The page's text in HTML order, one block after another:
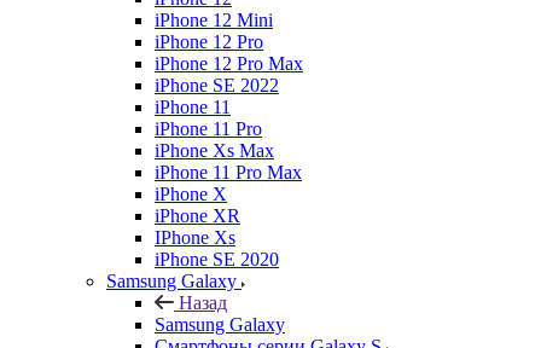
iPhone 12 Mini
iPhone 12 Pro
iPhone 12 Pro Max
iPhone SE 2022
iPhone 11
iPhone 11 Pro
iPhone Xs Max
iPhone 11 Pro Max
iPhone X
iPhone XR
IPhone Xs
iPhone SE 2020
Samsung Galaxy
Назад
Samsung Galaxy